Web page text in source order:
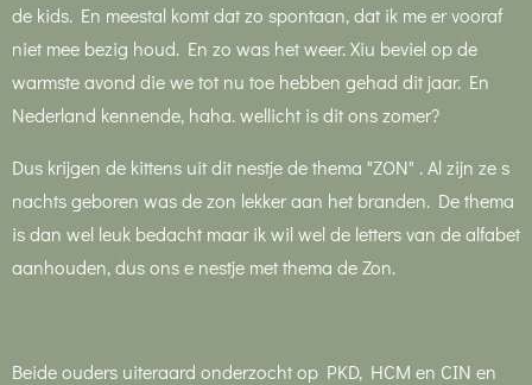
de kids. En meestal komt dat zo spontaan, dat ik me er vooraf
niet mee bezig houd. En zo was het weer. Xiu beviel op de
warmste avond die we tot nu toe hebben gehad dit jaar. En
Nederland kennende, haha. wellicht is dit ons zomer?
Dus krijgen de kittens uit dit nestje de thema "ZON" . Al zijn ze s
nachts geboren was de zon lekker aan het branden. De thema
is dan wel leuk bedacht maar ik wil wel de letters van de alfabet
aanhouden, dus ons e nestje met thema de Zon.
Beide ouders uiteraard onderzocht op PKD, HCM en CIN en